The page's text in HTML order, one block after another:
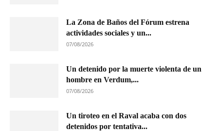
La Zona de Baños del Fórum estrena
actividades sociales y un...
07/08/2026
Un detenido por la muerte violenta de un
hombre en Verdum,...
07/08/2026
Un tiroteo en el Raval acaba con dos
detenidos por tentativa...